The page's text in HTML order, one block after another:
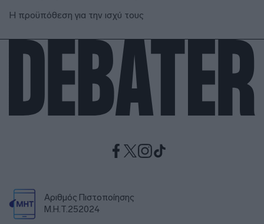
Η προϋπόθεση για την ισχύ τους
Αριθμός Πιστοποίησης
Μ.Η.Τ.252024